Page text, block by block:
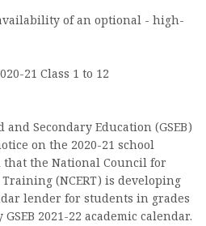
of an optional - high-
21 Class 1 to 12
Secondary Education (GSEB)
on the 2020-21 school
that the National Council for
(NCERT) is developing
lender for students in grades
2021-22 academic calendar.